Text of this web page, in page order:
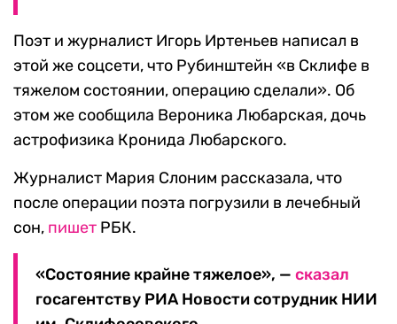
Поэт и журналист Игорь Иртеньев написал в
этой же соцсети, что Рубинштейн «в Склифе в
тяжелом состоянии, операцию сделали». Об
этом же сообщила Вероника Любарская, дочь
астрофизика Кронида Любарского.
Журналист Мария Слоним рассказала, что
после операции поэта погрузили в лечебный
сон, пишет РБК.
«Состояние крайне тяжелое», — сказал
госагентству РИА Новости сотрудник НИИ